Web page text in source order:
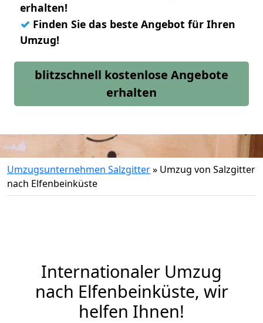
erhalten!
✓ Finden Sie das beste Angebot für Ihren
Umzug!
blitzschnell kostenlose Angebote
erhalten
Umzugsunternehmen Salzgitter» Umzug von Salzgitter
nach Elfenbeinküste
Internationaler Umzug
nach Elfenbeinküste, wir
helfen Ihnen!